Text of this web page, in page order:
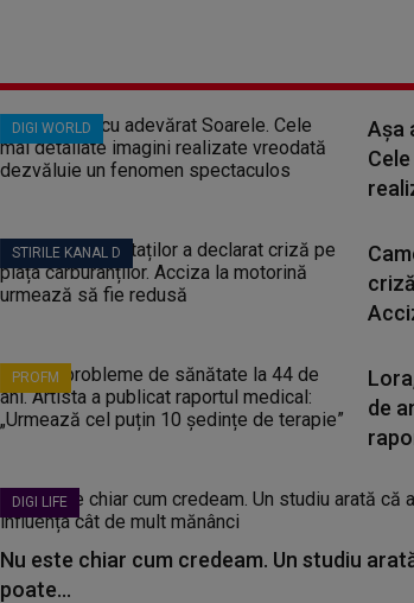
DIGI WORLD
Așa
STIRILE KANAL D
PROFM
de
DIGI LIFE
Nu este chiar cum credeam. Un studiu
poate...